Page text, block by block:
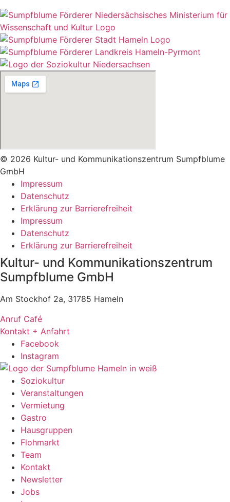
© 2026 Kultur- und Kommunikationszentrum Sumpfblume
GmbH
Impressum
Datenschutz
Erklärung zur Barrierefreiheit
Impressum
Datenschutz
Erklärung zur Barrierefreiheit
Kultur- und Kommunikationszentrum
Sumpfblume GmbH
Am Stockhof 2a, 31785 Hameln
Anruf Café
Kontakt + Anfahrt
Facebook
Instagram
Soziokultur
Veranstaltungen
Vermietung
Gastro
Hausgruppen
Flohmarkt
Team
Kontakt
Newsletter
Jobs